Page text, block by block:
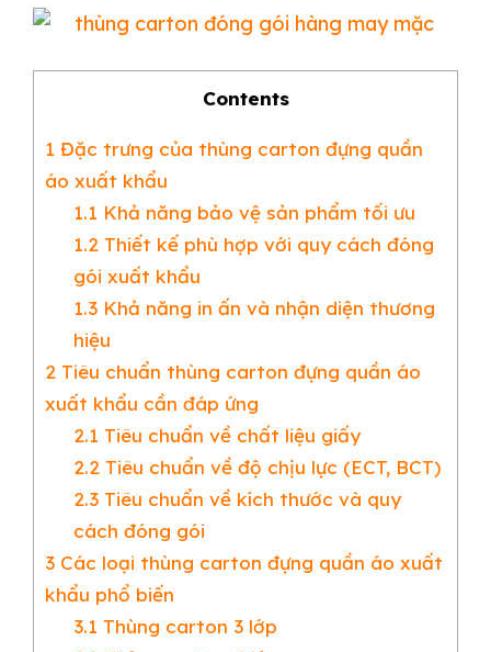
Contents
1 Đặc trưng của thùng carton đựng quần
áo xuất khẩu
1.1 Khả năng bảo vệ sản phẩm tối ưu
1.2Thiết kế phù hợp với quy cách đóng
gói xuất khẩu
1.3Khả năng in ấn và nhận diện thương
hiệu
2 Tiêu chuẩn thùng carton đựng quần áo
xuất khẩu cần đáp ứng
2.1 Tiêu chuẩn về chất liệu giấy
2.2Tiêu chuẩn về độ chịu lực (ECT, BCT)
2.3Tiêu chuẩn về kích thước và quy
cách đóng gói
3 Các loại thùng carton đựng quần áo xuất
khẩu phổ biến
3.1 Thùng carton 3 lớp